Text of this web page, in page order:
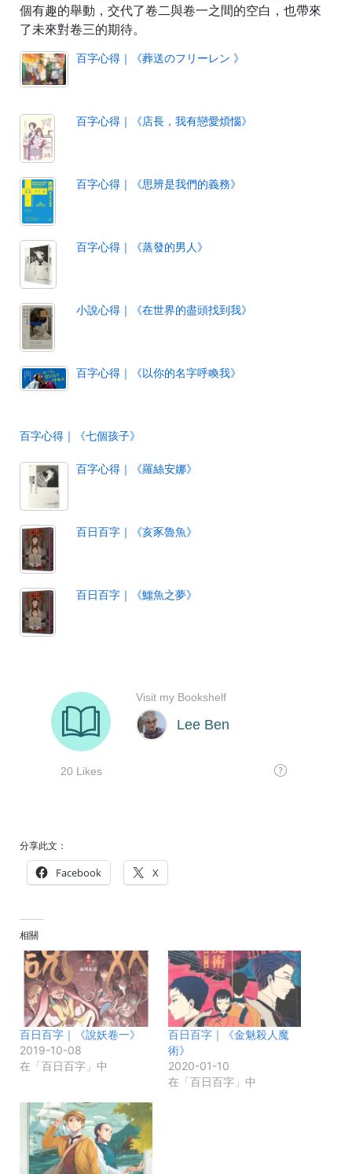
個有趣的舉動，交代了卷二與卷一之間的空白，也帶來
了未來對卷三的期待。
百字心得｜《葬送のフリーレン 》
百字心得｜《店長，我有戀愛煩惱》
百字心得｜《思辨是我們的義務》
百字心得｜《蒸發的男人》
小說心得｜《在世界的盡頭找到我》
百字心得｜《以你的名字呼喚我》
百字心得｜《七個孩子》
百字心得｜《羅絲安娜》
百日百字｜《亥豕魯魚》
百日百字｜《鱷魚之夢》
分享此文：
Facebook X
相關
百日百字｜《說妖卷一》
2019-10-08
在「百日百字」中
百日百字｜《金魅殺人魔
術》
2020-01-10
在「百日百字」中